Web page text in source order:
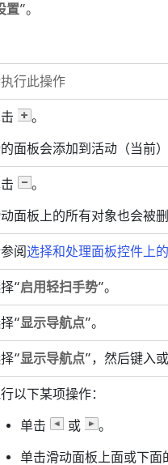
置”。
行此操作
。
面板会添加到活动（当前
。
面板上的所有对象也会被删
阅选择和处理面板控件上
“启用轻扫手势”。
“显示导航点”。
“显示导航点”，然后键入或
以下某项操作：
单击 或 。
单击滑动面板上面或下面